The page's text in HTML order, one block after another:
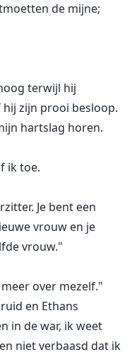
de mijne;
terwijl hij
zijn prooi besloop.
hartslag horen.
ik toe.
Je bent een
vrouw en je
vrouw."
over mezelf."
en Ethans
in de war, ik weet
niet verbaasd dat ik